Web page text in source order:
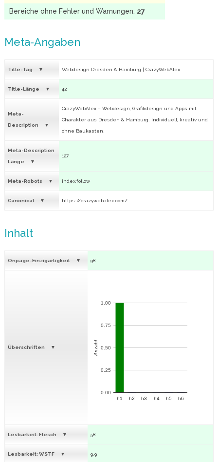
Bereiche ohne Fehler und Warnungen: 27
Meta-Angaben
Title-Tag Webdesign Dresden & Hamburg | CrazyWebAlex
Title-Länge 42
Meta-
Description
CrazyWebAlex – Webdesign, Grafikdesign und Apps mit
Charakter aus Dresden & Hamburg. Individuell, kreativ und
ohne Baukasten.
Meta-Description
Länge
127
Meta-Robots index,follow
Canonical https://crazywebalex.com/
Inhalt
Onpage-Einzigartigkeit 98
Überschriften
h1 h2 h3 h4 h5 h6
0.00
0.25
0.50
0.75
1.00
Anzahl
Lesbarkeit: Flesch 58
Lesbarkeit: WSTF 9.9